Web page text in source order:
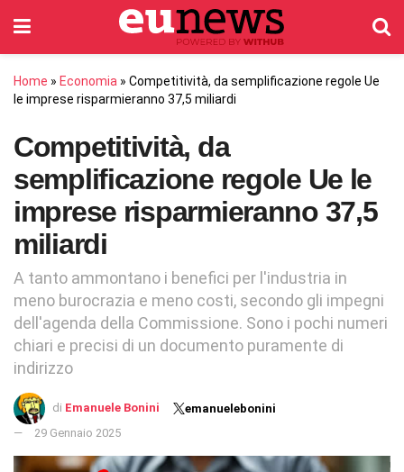
Home » Economia » Competitività, da semplificazione regole Ue
le imprese risparmieranno 37,5 miliardi
Competitività, da
semplificazione regole Ue le
imprese risparmieranno 37,5
miliardi
A tanto ammontano i benefici per l'industria in
meno burocrazia e meno costi, secondo gli impegni
dell'agenda della Commissione. Sono i pochi numeri
chiari e precisi di un documento puramente di
indirizzo
di Emanuele Bonini
emanuelebonini
29 Gennaio 2025